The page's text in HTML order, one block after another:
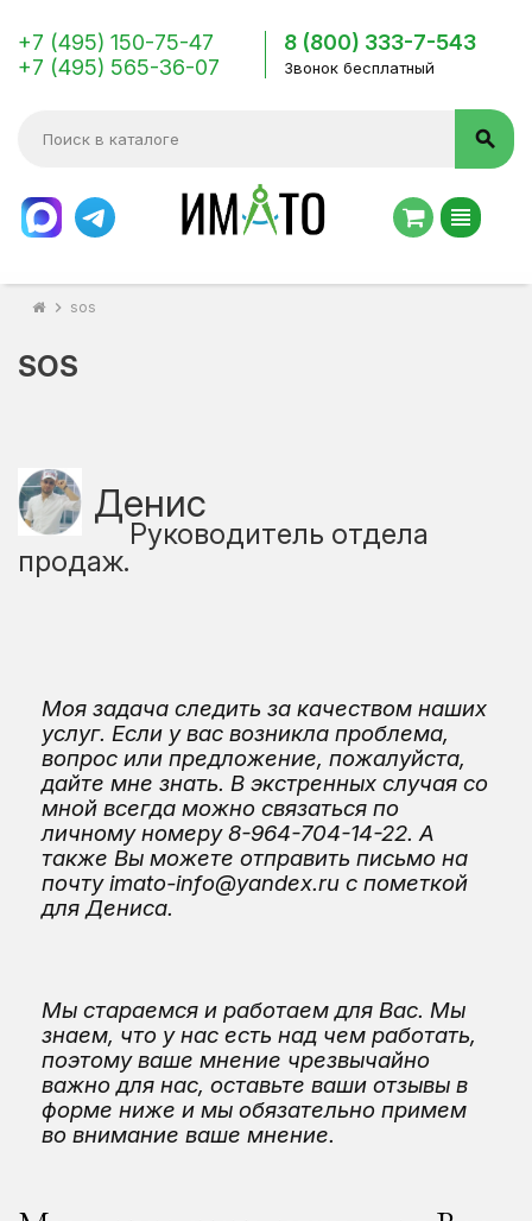
+7 (495) 150-75-47
+7 (495) 565-36-07
8 (800) 333-7-543
Звонок бесплатный
search
view_headline
chevron_right sos
SOS
Денис
Руководитель отдела
продаж.
Моя задача следить за качеством наших
услуг. Если у вас возникла проблема,
вопрос или предложение, пожалуйста,
дайте мне знать. В экстренных случая со
мной всегда можно связаться по
личному номеру 8-964-704-14-22. А
также Вы можете отправить письмо на
почту imato-info@yandex.ru c пометкой
для Дениса.
Мы стараемся и работаем для Вас. Мы
знаем, что у нас есть над чем работать,
поэтому ваше мнение чрезвычайно
важно для нас, оставьте ваши отзывы в
форме ниже и мы обязательно примем
во внимание ваше мнение.